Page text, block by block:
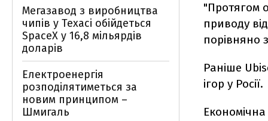
"Протягом
приводу
порівняно
Раніше
ігор у Росії.
Мегазавод з виробництва
чипів у Техасі обійдеться
SpaceX у 16,8 мільярдів
доларів
Електроенергія
розподілятиметься за
новим принципом –
Шмигаль